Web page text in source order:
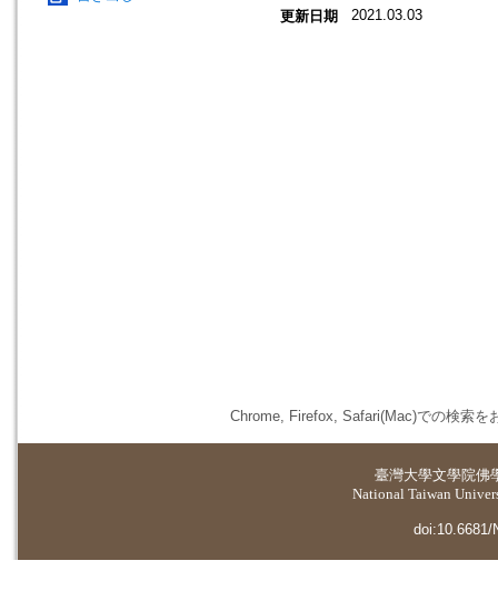
更新日期 2021.03.03
Chrome, Firefox, Safari(Mac)での検索を
臺灣大學文學院佛
National Taiwan
doi:10.6681/